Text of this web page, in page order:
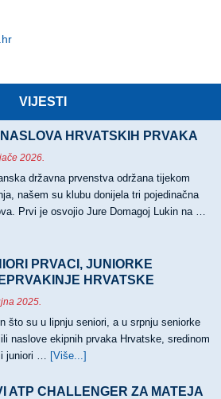
VIJESTI
HRVATSKIH PRVAKA
2026.
državna prvenstva održana tijekom
našem su klubu donijela tri pojedinačna
Prvi je osvojio Jure Domagoj Lukin na …
PRVACI, JUNIORKE
HRVATSKE
2025.
što su u lipnju seniori, a u srpnju seniorke
naslove ekipnih prvaka Hrvatske, sredinom
juniori … [Više...]
PRVACI,
ATP CHALLENGER ZA MATEJA